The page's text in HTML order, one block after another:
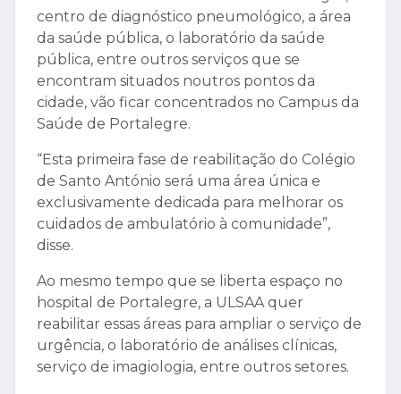
centro de diagnóstico pneumológico, a área
da saúde pública, o laboratório da saúde
pública, entre outros serviços que se
encontram situados noutros pontos da
cidade, vão ficar concentrados no Campus da
Saúde de Portalegre.
“Esta primeira fase de reabilitação do Colégio
de Santo António será uma área única e
exclusivamente dedicada para melhorar os
cuidados de ambulatório à comunidade”,
disse.
Ao mesmo tempo que se liberta espaço no
hospital de Portalegre, a ULSAA quer
reabilitar essas áreas para ampliar o serviço de
urgência, o laboratório de análises clínicas,
serviço de imagiologia, entre outros setores.